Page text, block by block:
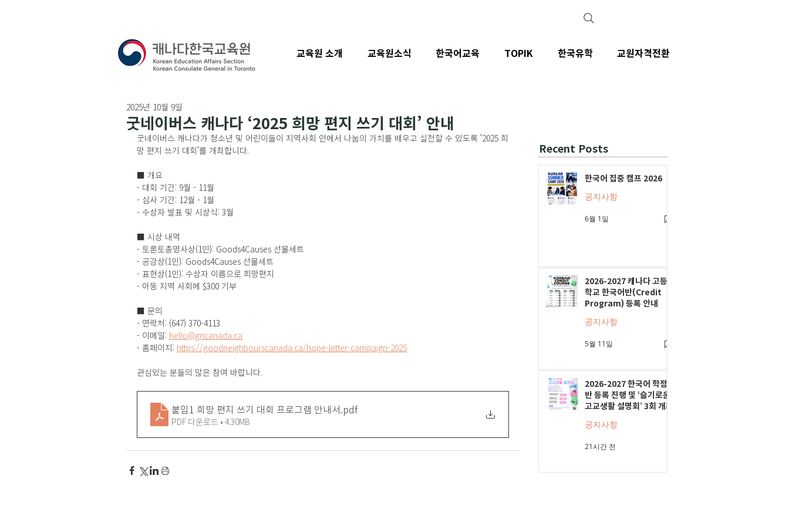
굿네이버스 캐나다 ‘2025 희망 편지 쓰기 대회’ 안내
2025년 10월 9일
굿네이버스 캐나다가 청소년 및 어린이들이 지역사회 안에서 나눔의 가치를 배우고 실천할 수 있도록 '2025 희
망 편지 쓰기 대회'를 개최합니다.
■ 개요
- 대회 기간: 9월 - 11월
- 심사 기간: 12월 - 1월
- 수상자 발표 및 시상식: 3월
■ 시상 내역
- 토론토총영사상(1인): Goods4Causes 선물세트
- 공감상(1인): Goods4Causes 선물세트
- 표현상(1인): 수상자 이름으로 희망편지
- 아동 지역 사회에 $300 기부
■ 문의
- 연락처: (647) 370-4113
- 이메일: hello@gncanada.ca
- 홈페이지: https://goodneighbourscanada.ca/hope-letter-campaign-2025
관심있는 분들의 많은 참여 바랍니다.
붙임1 희망 편지 쓰기 대회 프로그램 안내서.pdf
PDF 다운로드 • 4.30MB
Recent Posts
한국어 집중 캠프 2026
공지사항
6월 1일
2026-2027 캐나다 고등
학교 한국어반(Credit
Program) 등록 안내
공지사항
5월 11일
2026-2027 한국어 학점
반 등록 진행 및 ‘슬기로운
고교생활 설명회’ 3회 개최
공지사항
21시간 전
교육원 소개 교육원소식 한국어교육 TOPIK 한국유학 교원자격전환